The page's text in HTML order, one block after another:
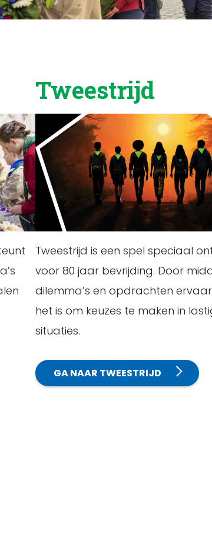
Tweestrijd
Tweestrijd is een spel speciaal
voor 80 jaar bevrijding. Door
dilemma’s en opdrachten
het is om keuzes te maken in
situaties.
GA NAAR TWEESTRIJD